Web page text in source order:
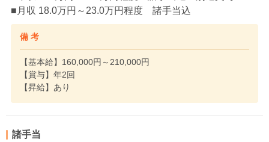
■月収 18.0万円～23.0万円程度 諸手当込
備 考
【基本給】160,000円～210,000円
【賞与】年2回
【昇給】あり
諸手当